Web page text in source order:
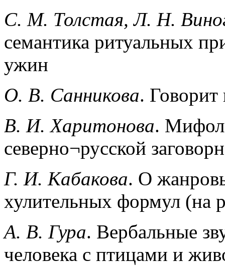
C. М. Толстая, Л. Н.
семантика ритуальных
ужин
О. В. Санникова. Говорит
В. И. Харитонова.
северно¬русской
Г. И. Кабакова. О
хулительных формул (на
А. В. Гура. Вербальные
человека с птицами и